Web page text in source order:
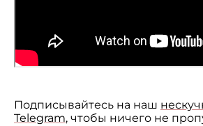
Подписывайтесь на наш
Telegram, чтобы ничего не